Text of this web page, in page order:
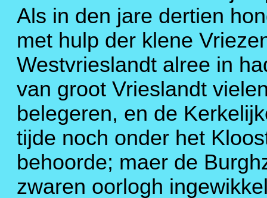
Als in den jare dertien
met hulp der klene
Westvrieslandt alree in
van groot Vrieslandt
belegeren, en de
tijde noch onder het
behoorde; maer de
zwaren oorlogh